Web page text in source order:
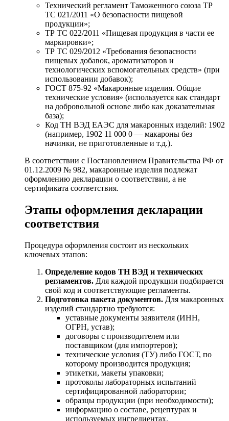
Технический регламент Таможенного союза ТР
ТС 021/2011 «О безопасности пищевой
продукции»;
ТР ТС 022/2011 «Пищевая продукция в части ее
маркировки»;
ТР ТС 029/2012 «Требования безопасности
пищевых добавок, ароматизаторов и
технологических вспомогательных средств» (при
использовании добавок);
ГОСТ 875-92 «Макаронные изделия. Общие
технические условия» (используется как стандарт
на добровольной основе либо как доказательная
база);
Код ТН ВЭД ЕАЭС для макаронных изделий: 1902
(например, 1902 11 000 0 — макароны без
начинки, не приготовленные и т.д.).
В соответствии с Постановлением Правительства РФ от
01.12.2009 № 982, макаронные изделия подлежат
оформлению декларации о соответствии, а не
сертификата соответствия.
Этапы оформления декларации
соответствия
Процедура оформления состоит из нескольких
ключевых этапов:
Определение кодов ТН ВЭД и технических
регламентов. Для каждой продукции подбирается
свой код и соответствующие регламенты.
Подготовка пакета документов. Для макаронных
изделий стандартно требуются:
уставные документы заявителя (ИНН,
ОГРН, устав);
договоры с производителем или
поставщиком (для импортеров);
технические условия (ТУ) либо ГОСТ, по
которому производится продукция;
этикетки, макеты упаковки;
протоколы лабораторных испытаний
сертифицированной лаборатории;
образцы продукции (при необходимости);
информацию о составе, рецептурах и
используемых ингредиентах.